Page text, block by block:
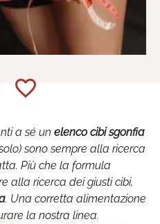
a sé un elenco cibi sgonfia
sono sempre alla ricerca
Più che la formula
alla ricerca dei giusti cibi,
. Una corretta alimentazione
la nostra linea.